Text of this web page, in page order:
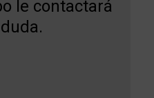
le contactará